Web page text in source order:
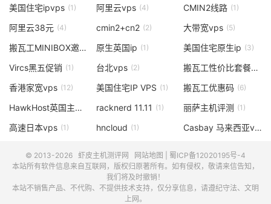
美国住宅ipvps (1) 阿里云vps (4) CMIN2线路 (1)
阿里云38元 (4) cmin2+cn2 (2) 大带宽vps (5)
搬瓦工MINIBOX邀请码 (1)
原生英国ip (1) 美国住宅原生ip (3)
Vircs黑五促销 (1) 台北vps (2) 搬瓦工性价比套餐
(6)
香港家宽vps (12) 美国住宅IP VPS (1) 搬瓦工优惠码 (6)
HawkHost英国主机 racknerd 11.11 (1) 丽萨主机评测 (1)
高速日本vps (1) hncloud (1) Casbay 马来西亚vps
© 2013-2026 虾皮主机测评网 网站地图
蜀ICP备12020195号-4
本站所有软件信息来自互联网，版权归原著所有。如有侵权，敬请来信告知，
我们将及时撤销！
本站不销售产品、不代购、不提供技术支持，仅分享信息，请遵纪守法、文明
上网。